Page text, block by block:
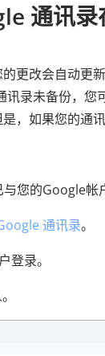
通讯
更改会自动更
录未备份，
，如果您的通
您的Google帐
通讯录。
登录。